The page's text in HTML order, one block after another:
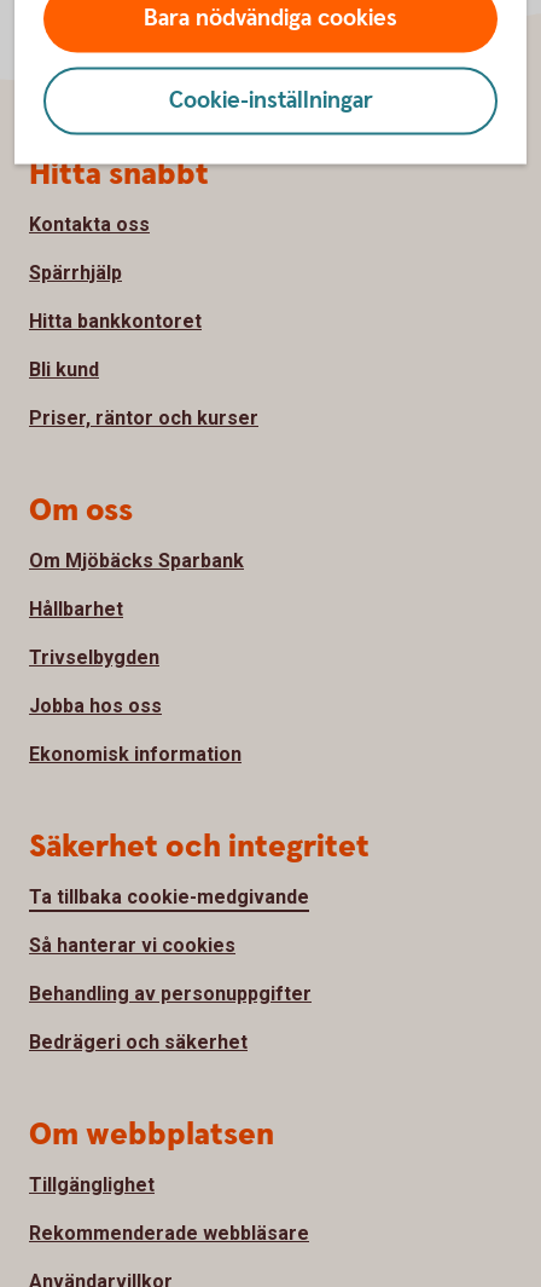
Bara nödvändiga cookies
Cookie-inställningar
Sidfot
Hitta snabbt
Kontakta oss
Spärrhjälp
Hitta bankkontoret
Bli kund
Priser, räntor och kurser
Om oss
Om Mjöbäcks Sparbank
Hållbarhet
Trivselbygden
Jobba hos oss
Ekonomisk information
Säkerhet och integritet
Ta tillbaka cookie-medgivande
Så hanterar vi cookies
Behandling av personuppgifter
Bedrägeri och säkerhet
Om webbplatsen
Tillgänglighet
Rekommenderade webbläsare
Användarvillkor